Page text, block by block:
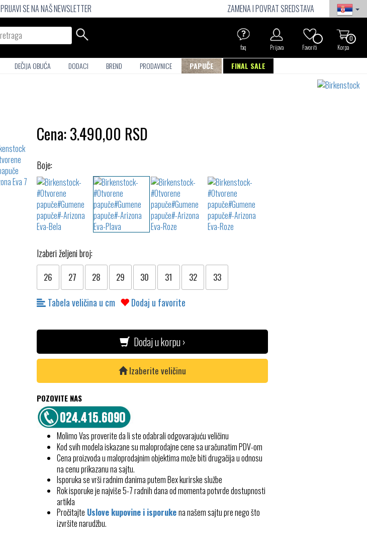
PRIJAVI SE NA NAŠ NEWSLETTER
ZAMENA I POVRAT SREDSTAVA
0
Korpa
Favoriti
Prijava
faq
DEČIJA OBUĆA DODACI BREND PRODAVNICE PAPUČE FINAL SALE
Cena:3.490,00 RSD
Boje:
Izaberi željeni broj:
26 27 28 29 30 31 32 33
Tabela veličina u cm Dodaj u favorite
Dodaj u korpu ›
Izaberite veličinu
POZOVITE NAS
Molimo Vas proverite da li ste odabrali odgovarajuću veličinu
Kod svih modela iskazane su maloprodajne cene sa uračunatim PDV-om
Cena proizvoda u maloprodajnim objektima može biti drugačija u odnosu
na cenu prikazanu na sajtu.
Isporuka se vrši radnim danima putem Bex kurirske službe
Rok isporuke je najviše 5-7 radnih dana od momenta potvrde dostupnosti
artikla
Pročitajte Uslove kupovine i isporukena našem sajtu pre nego što
izvršite narudžbu.